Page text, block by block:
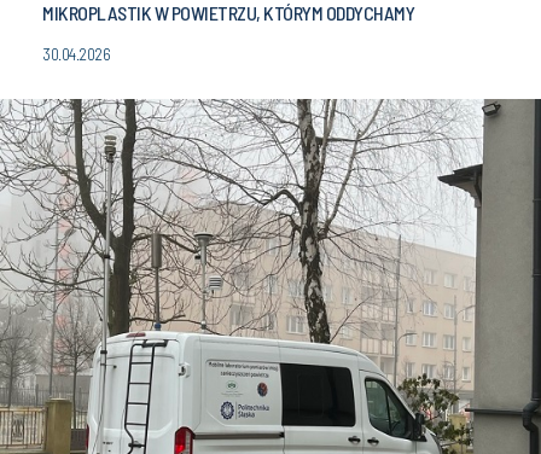
MIKROPLASTIK W POWIETRZU, KTÓRYM ODDYCHAMY
30.04.2026